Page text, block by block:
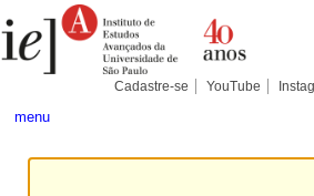
para
conteúdo.
Pessoais
Cadastre-se YouTube
menu